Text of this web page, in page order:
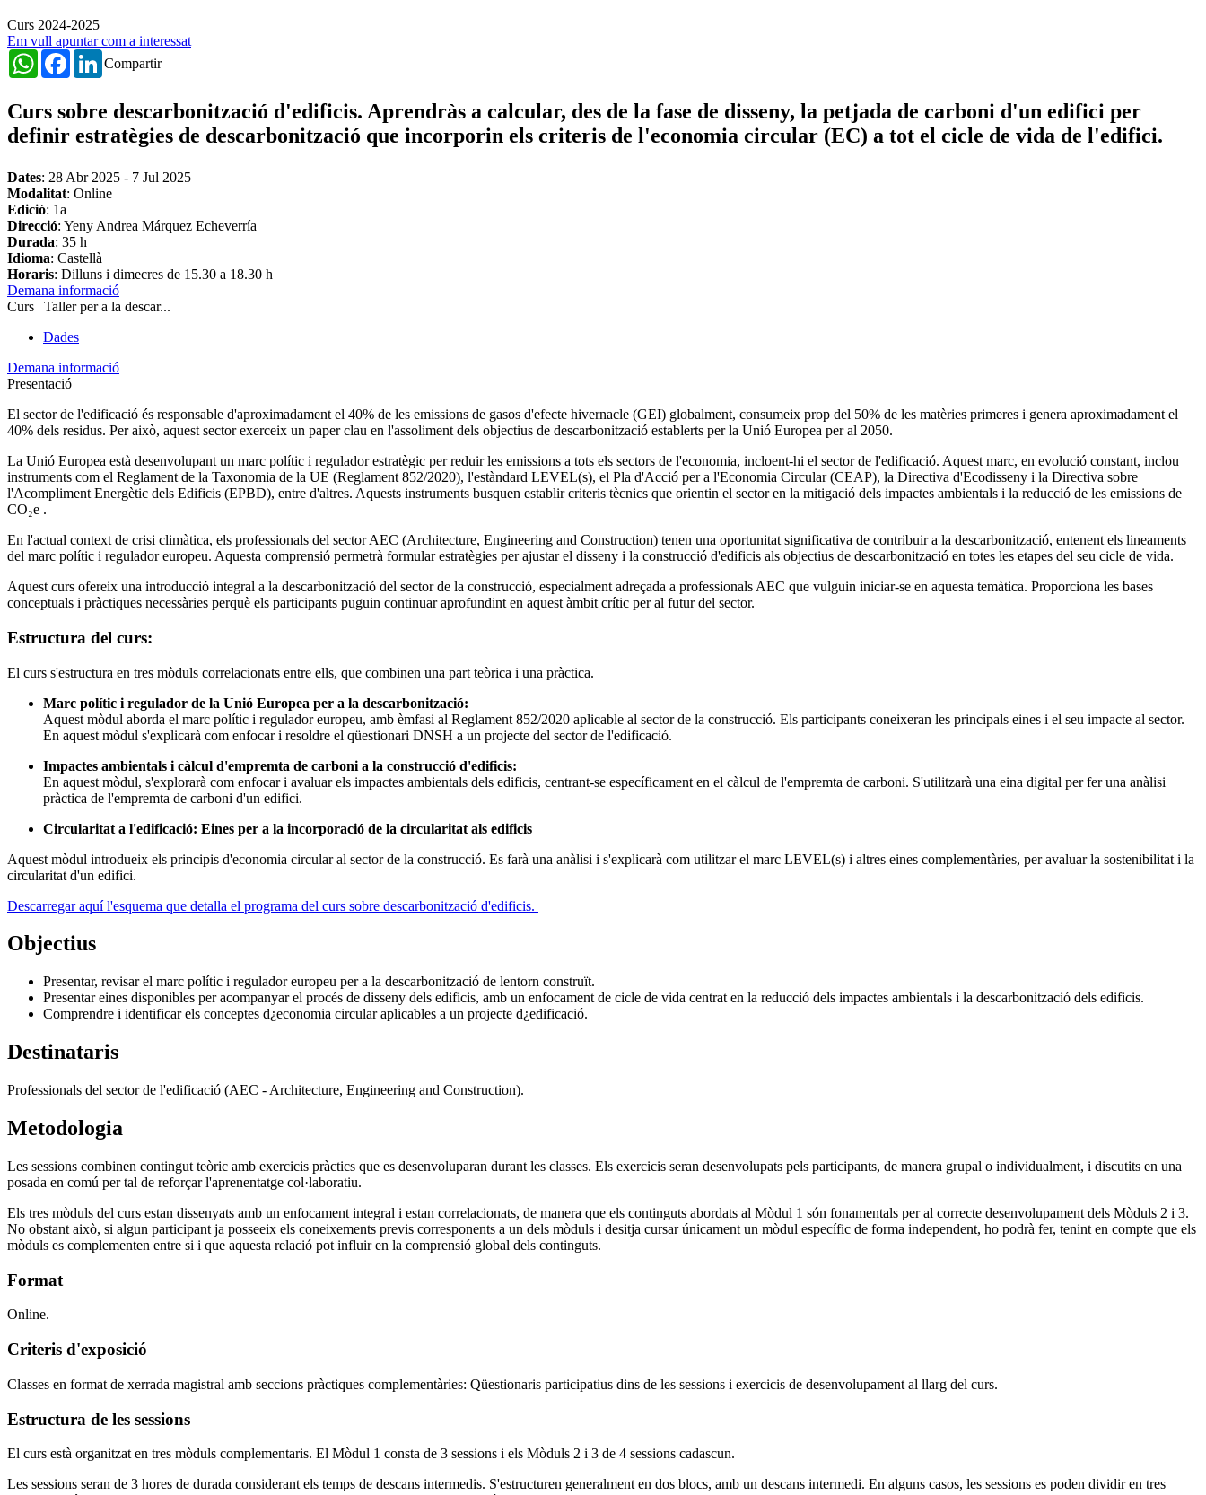
Curs 2024-2025
Em vull apuntar com a interessat
Compartir
WhatsAppFacebookLinkedIn
Curs sobre descarbonització d'edificis. Aprendràs a calcular, des de la fase de disseny, la petjada de carboni d'un edifici per
definir estratègies de descarbonització que incorporin els criteris de l'economia circular (EC) a tot el cicle de vida de l'edifici.
Dates: 28 Abr 2025 - 7 Jul 2025
Modalitat: Online
Edició: 1a
Direcció: Yeny Andrea Márquez Echeverría
Durada: 35 h
Idioma: Castellà
Horaris: Dilluns i dimecres de 15.30 a 18.30 h
Demana informació
Curs | Taller per a la descar...
Dades
Demana informació
Presentació
El sector de l'edificació és responsable d'aproximadament el 40% de les emissions de gasos d'efecte hivernacle (GEI) globalment, consumeix prop del 50% de les matèries primeres i genera aproximadament el
40% dels residus. Per això, aquest sector exerceix un paper clau en l'assoliment dels objectius de descarbonització establerts per la Unió Europea per al 2050.
La Unió Europea està desenvolupant un marc polític i regulador estratègic per reduir les emissions a tots els sectors de l'economia, incloent-hi el sector de l'edificació. Aquest marc, en evolució constant, inclou
instruments com el Reglament de la Taxonomia de la UE (Reglament 852/2020), l'estàndard LEVEL(s), el Pla d'Acció per a l'Economia Circular (CEAP), la Directiva d'Ecodisseny i la Directiva sobre
l'Acompliment Energètic dels Edificis (EPBD), entre d'altres. Aquests instruments busquen establir criteris tècnics que orientin el sector en la mitigació dels impactes ambientals i la reducció de les emissions de
CO₂e .
En l'actual context de crisi climàtica, els professionals del sector AEC (Architecture, Engineering and Construction) tenen una oportunitat significativa de contribuir a la descarbonització, entenent els lineaments
del marc polític i regulador europeu. Aquesta comprensió permetrà formular estratègies per ajustar el disseny i la construcció d'edificis als objectius de descarbonització en totes les etapes del seu cicle de vida.
Aquest curs ofereix una introducció integral a la descarbonització del sector de la construcció, especialment adreçada a professionals AEC que vulguin iniciar-se en aquesta temàtica. Proporciona les bases
conceptuals i pràctiques necessàries perquè els participants puguin continuar aprofundint en aquest àmbit crític per al futur del sector.
Estructura del curs:
El curs s'estructura en tres mòduls correlacionats entre ells, que combinen una part teòrica i una pràctica.
Marc polític i regulador de la Unió Europea per a la descarbonització:
Aquest mòdul aborda el marc polític i regulador europeu, amb èmfasi al Reglament 852/2020 aplicable al sector de la construcció. Els participants coneixeran les principals eines i el seu impacte al sector.
En aquest mòdul s'explicarà com enfocar i resoldre el qüestionari DNSH a un projecte del sector de l'edificació.
Impactes ambientals i càlcul d'empremta de carboni a la construcció d'edificis:
En aquest mòdul, s'explorarà com enfocar i avaluar els impactes ambientals dels edificis, centrant-se específicament en el càlcul de l'empremta de carboni. S'utilitzarà una eina digital per fer una anàlisi
pràctica de l'empremta de carboni d'un edifici.
Circularitat a l'edificació: Eines per a la incorporació de la circularitat als edificis
Aquest mòdul introdueix els principis d'economia circular al sector de la construcció. Es farà una anàlisi i s'explicarà com utilitzar el marc LEVEL(s) i altres eines complementàries, per avaluar la sostenibilitat i la
circularitat d'un edifici.
Descarregar aquí l'esquema que detalla el programa del curs sobre descarbonització d'edificis.
Objectius
Presentar, revisar el marc polític i regulador europeu per a la descarbonització de lentorn construït.
Presentar eines disponibles per acompanyar el procés de disseny dels edificis, amb un enfocament de cicle de vida centrat en la reducció dels impactes ambientals i la descarbonització dels edificis.
Comprendre i identificar els conceptes d¿economia circular aplicables a un projecte d¿edificació.
Destinataris
Professionals del sector de l'edificació (AEC - Architecture, Engineering and Construction).
Metodologia
Les sessions combinen contingut teòric amb exercicis pràctics que es desenvoluparan durant les classes. Els exercicis seran desenvolupats pels participants, de manera grupal o individualment, i discutits en una
posada en comú per tal de reforçar l'aprenentatge col·laboratiu.
Els tres mòduls del curs estan dissenyats amb un enfocament integral i estan correlacionats, de manera que els continguts abordats al Mòdul 1 són fonamentals per al correcte desenvolupament dels Mòduls 2 i 3.
No obstant això, si algun participant ja posseeix els coneixements previs corresponents a un dels mòduls i desitja cursar únicament un mòdul específic de forma independent, ho podrà fer, tenint en compte que els
mòduls es complementen entre si i que aquesta relació pot influir en la comprensió global dels continguts.
Format
Online.
Criteris d'exposició
Classes en format de xerrada magistral amb seccions pràctiques complementàries: Qüestionaris participatius dins de les sessions i exercicis de desenvolupament al llarg del curs.
Estructura de les sessions
El curs està organitzat en tres mòduls complementaris. El Mòdul 1 consta de 3 sessions i els Mòduls 2 i 3 de 4 sessions cadascun.
Les sessions seran de 3 hores de durada considerant els temps de descans intermedis. S'estructuren generalment en dos blocs, amb un descans intermedi. En alguns casos, les sessions es poden dividir en tres